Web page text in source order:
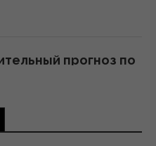
прогноз по